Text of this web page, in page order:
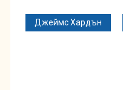
Джеймс Хардън